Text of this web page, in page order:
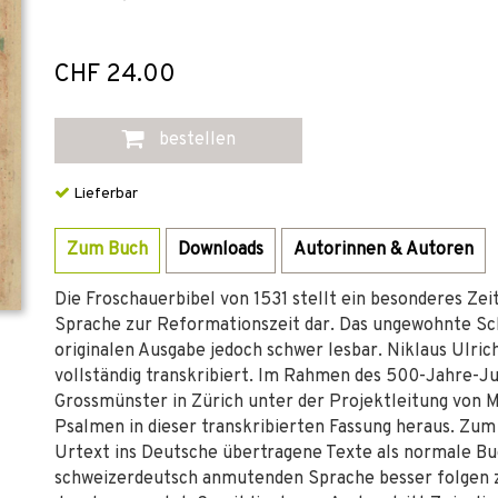
CHF 24.00
bestellen
Lieferbar
Zum Buch Downloads Autorinnen & Autoren
Die Froschauerbibel von 1531 stellt ein besonderes
Sprache zur Reformationszeit dar. Das ungewohnte
originalen Ausgabe jedoch schwer lesbar. Niklaus
vollständig transkribiert. Im Rahmen des 500-Jahre-
Grossmünster in Zürich unter der Projektleitung von
Psalmen in dieser transkribierten Fassung heraus.
Urtext ins Deutsche übertragene Texte als normale
schweizerdeutsch anmutenden Sprache besser